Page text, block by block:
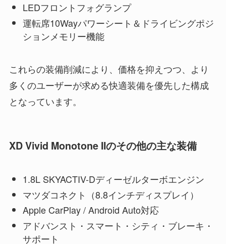
LEDフロントフォグランプ
運転席10Wayパワーシート＆ドライビングポジ
ションメモリー機能
これらの装備削減により、価格を抑えつつ、より
多くのユーザーが求める快適装備を優先した構成
となっています。
XD Vivid Monotone IIのその他の主な装備
1.8L SKYACTIV-Dディーゼルターボエンジン
マツダコネクト（8.8インチディスプレイ）
Apple CarPlay / Android Auto対応
アドバンスト・スマート・シティ・ブレーキ・
サポート